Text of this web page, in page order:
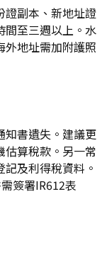
證副本、新地址證
間至三週以上。水
外地址需加附護照
知書遺失。建議更
估算稅款。另一常
及利得稅資料。
簽署IR612表